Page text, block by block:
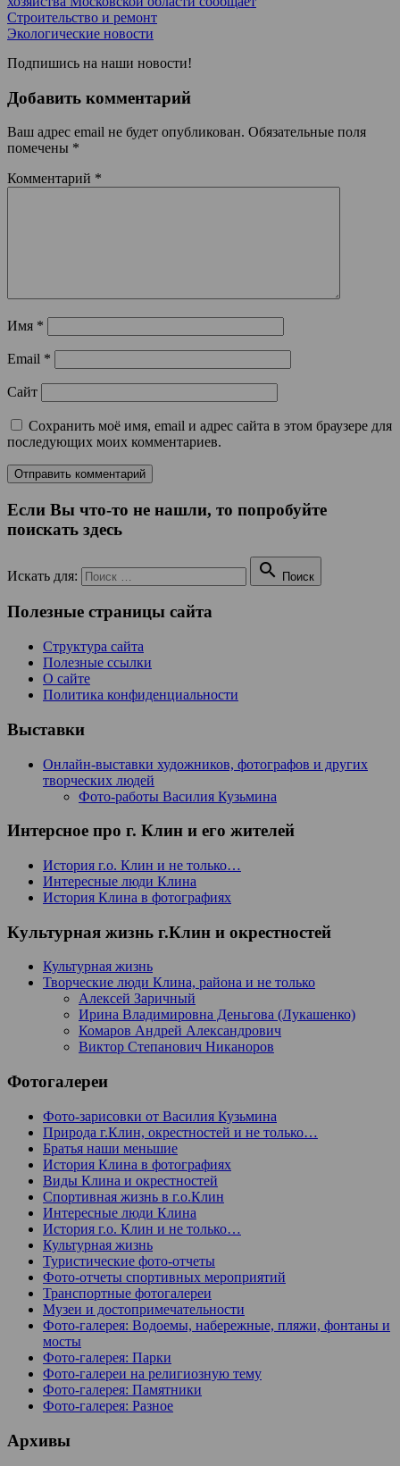
Строительство и ремонт
Экологические новости
Подпишись на наши новости!
Добавить комментарий
Ваш адрес email не будет опубликован. Обязательные поля
помечены *
Комментарий *
Имя *
Email *
Сайт
Сохранить моё имя, email и адрес сайта в этом браузере для
последующих моих комментариев.
Если Вы что-то не нашли, то попробуйте
поискать здесь
Искать для:  Поиск
Полезные страницы сайта
Структура сайта
Полезные ссылки
О сайте
Политика конфиденциальности
Выставки
Онлайн-выставки художников, фотографов и других
творческих людей
Фото-работы Василия Кузьмина
Интерсное про г. Клин и его жителей
История г.о. Клин и не только…
Интересные люди Клина
История Клина в фотографиях
Культурная жизнь г.Клин и окрестностей
Культурная жизнь
Творческие люди Клина, района и не только
Алексей Заричный
Ирина Владимировна Деньгова (Лукашенко)
Комаров Андрей Александрович
Виктор Степанович Никаноров
Фотогалереи
Фото-зарисовки от Василия Кузьмина
Природа г.Клин, окрестностей и не только…
Братья наши меньшие
История Клина в фотографиях
Виды Клина и окрестностей
Спортивная жизнь в г.о.Клин
Интересные люди Клина
История г.о. Клин и не только…
Культурная жизнь
Туристические фото-отчеты
Фото-отчеты спортивных мероприятий
Транспортные фотогалереи
Музеи и достопримечательности
Фото-галерея: Водоемы, набережные, пляжи, фонтаны и
мосты
Фото-галерея: Парки
Фото-галереи на религиозную тему
Фото-галерея: Памятники
Фото-галерея: Разное
Архивы